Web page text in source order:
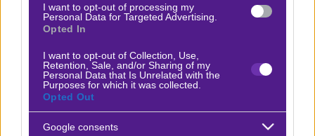
I want to opt-out of processing my
Personal Data for Targeted Advertising.
Opted In
I want to opt-out of Collection, Use,
Retention, Sale, and/or Sharing of my
Personal Data that Is Unrelated with the
Purposes for which it was collected.
Opted Out
Google consents
Βαθμολογίες Ελλάδα - Stoiximan
Super league
Βαθμολογίες Aγγλία – Premier league
Βαθμολογίες Γερμανίας – Bundesliga